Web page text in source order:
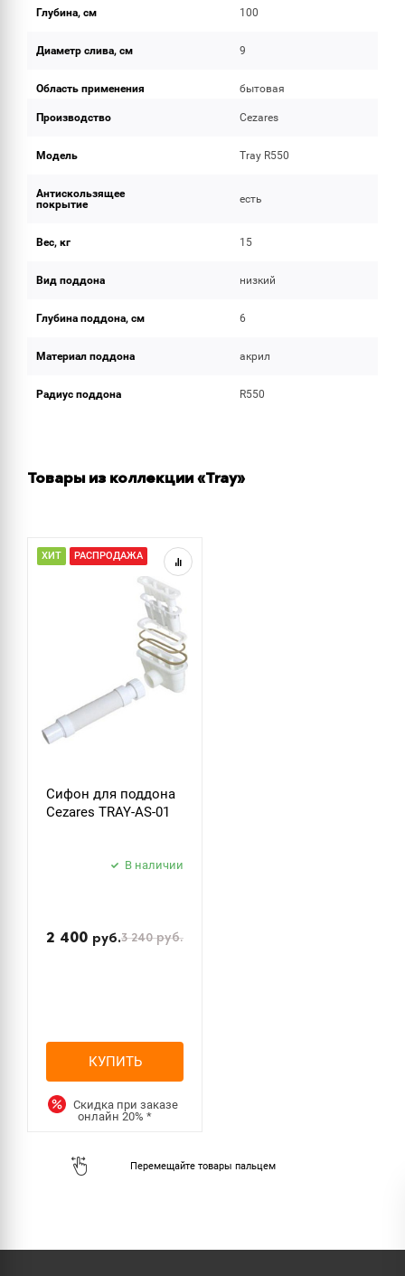
Глубина, см 100
Диаметр слива, см 9
Область применения бытовая
Производство Cezares
Модель Tray R550
Антискользящее
покрытие
есть
Вес, кг 15
Вид поддона низкий
Глубина поддона, см 6
Материал поддона акрил
Радиус поддона R550
Товары из коллекции «Tray»
ХИТ РАСПРОДАЖА
Сифон для поддона
Cezares TRAY-AS-01
В наличии
2 400 руб.3 240руб.
КУПИТЬ
Скидка при заказе
онлайн20%*